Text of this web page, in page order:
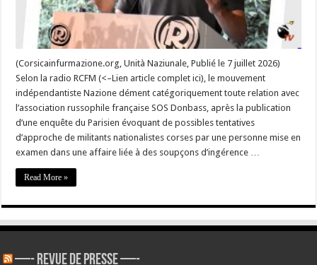
(Corsicainfurmazione.org, Unità Naziunale, Publié le 7 juillet 2026)
Selon la radio RCFM (<–Lien article complet ici), le mouvement
indépendantiste Nazione dément catégoriquement toute relation avec
l’association russophile française SOS Donbass, après la publication
d’une enquête du Parisien évoquant de possibles tentatives
d’approche de militants nationalistes corses par une personne mise en
examen dans une affaire liée à des soupçons d’ingérence …
Read More »
—- REVUE DE PRESSE —-